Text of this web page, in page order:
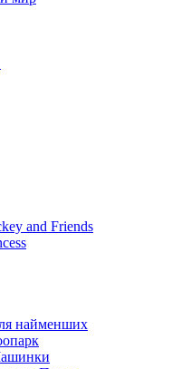
and Friends
найменших